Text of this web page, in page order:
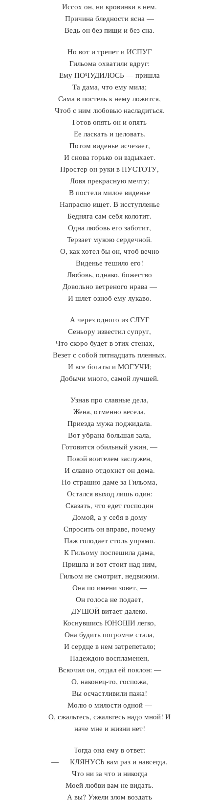
Иссох он, ни кровинки в нем.
Причина бледности ясна —
Ведь он без пищи и без сна.
Но вот и трепет и ИСПУГ
Гильома охватили вдруг:
Ему ПОЧУДИЛОСЬ — пришла
Та дама, что ему мила;
Сама в постель к нему ложится,
Чтоб с ним любовью насладиться.
Готов опять он и опять
Ее ласкать и целовать.
Потом виденье исчезает,
И снова горько он вздыхает.
Простер он руки в ПУСТОТУ,
Ловя прекрасную мечту;
В постели милое виденье
Напрасно ищет. В исступленье
Бедняга сам себя колотит.
Одна любовь его заботит,
Терзает мукою сердечной.
О, как хотел бы он, чтоб вечно
Виденье тешило его!
Любовь, однако, божество
Довольно ветреного нрава —
И шлет озноб ему лукаво.
А через одного из СЛУГ
Сеньору известил супруг,
Что скоро будет в этих стенах, —
Везет с собой пятнадцать пленных.
И все богаты и МОГУЧИ;
Добычи много, самой лучшей.
Узнав про славные дела,
Жена, отменно весела,
Приезда мужа поджидала.
Вот убрана большая зала,
Готовится обильный ужин, —
Покой воителем заслужен,
И славно отдохнет он дома.
Но страшно даме за Гильома,
Остался выход лишь один:
Сказать, что едет господин
Домой, а у себя в дому
Спросить он вправе, почему
Паж голодает столь упрямо.
К Гильому поспешила дама,
Пришла и вот стоит над ним,
Гильом не смотрит, недвижим.
Она по имени зовет, —
Он голоса не подает,
ДУШОЙ витает далеко.
Коснувшись ЮНОШИ легко,
Она будить погромче стала,
И сердце в нем затрепетало;
Надеждою воспламенен,
Вскочил он, отдал ей поклон: —
О, наконец-то, госпожа,
Вы осчастливили пажа!
Молю о милости одной —
О, сжальтесь, сжальтесь надо мной! И
наче мне и жизни нет!
Тогда она ему в ответ:
— КЛЯНУСЬ вам раз и навсегда,
Что ни за что и никогда
Моей любви вам не видать.
А вы? Ужели злом воздать